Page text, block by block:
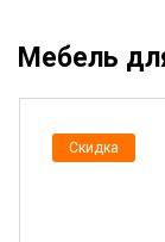
Мебель
Скидка